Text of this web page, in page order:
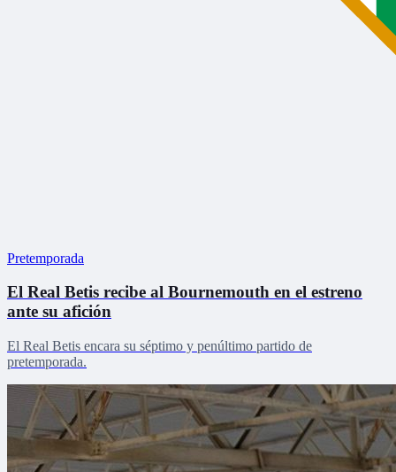
Pretemporada
El Real Betis recibe al Bournemouth en el estreno
ante su afición
El Real Betis encara su séptimo y penúltimo partido de
pretemporada.